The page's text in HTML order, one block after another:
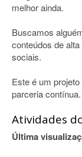
melhor ainda.
Buscamos
conteúdos de
sociais.
Este é um
parceria contínua.
Atividades
Última